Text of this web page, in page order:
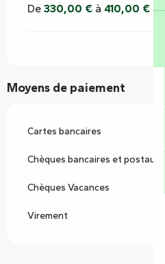
De 330,00 € à 410,00 €
Moyens de paiement
Cartes bancaires
Chèques bancaires et postaux
Chèques Vacances
Virement